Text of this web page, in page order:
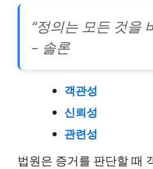
“정의는 모든 것을
– 솔론
객관성
신뢰성
관련성
법원은 증거를 판단할 때